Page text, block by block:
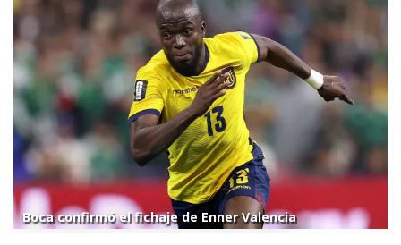
Boca confirmó el fichaje de Enner Valencia